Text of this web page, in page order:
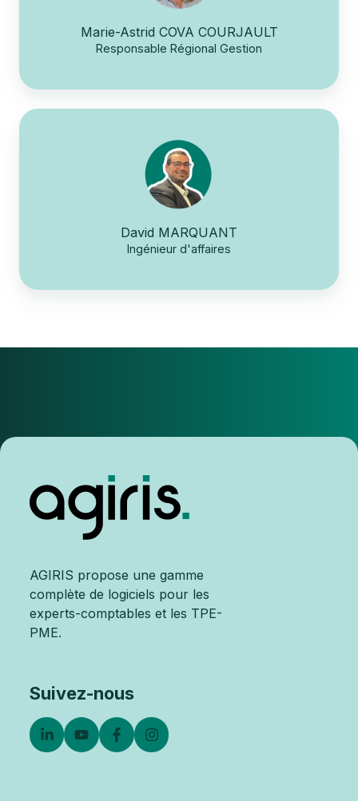
Marie-Astrid COVA COURJAULT
Responsable Régional Gestion
David MARQUANT
Ingénieur d'affaires
AGIRIS propose une gamme
complète de logiciels pour les
experts-comptables et les TPE-
PME.
Suivez-nous